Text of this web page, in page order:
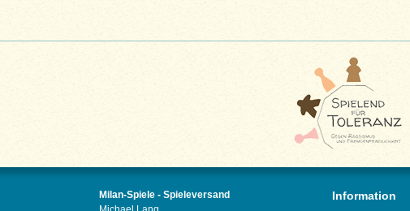
Milan-Spiele - Spieleversand
Information